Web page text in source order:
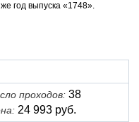
год выпуска «1748».
проходов: 38
24 993 руб.